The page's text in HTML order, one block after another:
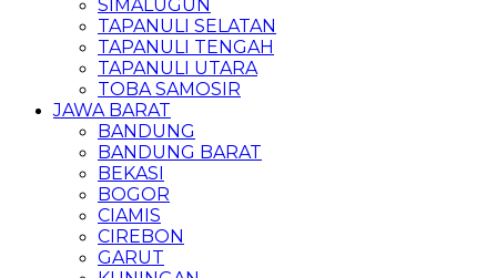
SIMALUGUN
TAPANULI SELATAN
TAPANULI TENGAH
TAPANULI UTARA
TOBA SAMOSIR
JAWA BARAT
BANDUNG
BANDUNG BARAT
BEKASI
BOGOR
CIAMIS
CIREBON
GARUT